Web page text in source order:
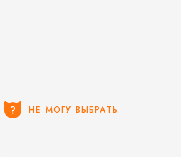
НЕ МОГУ ВЫБРАТЬ